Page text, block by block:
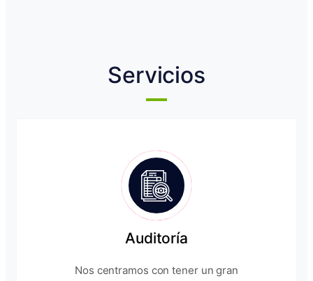
Servicios
Auditoría
Nos centramos con tener un gran